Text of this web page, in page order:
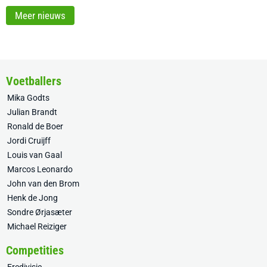
Meer nieuws
Voetballers
Mika Godts
Julian Brandt
Ronald de Boer
Jordi Cruijff
Louis van Gaal
Marcos Leonardo
John van den Brom
Henk de Jong
Sondre Ørjasæter
Michael Reiziger
Competities